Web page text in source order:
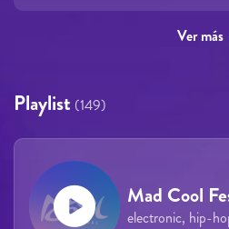
Ver más
Playlist (149)
Mad Cool
electronic, hip-